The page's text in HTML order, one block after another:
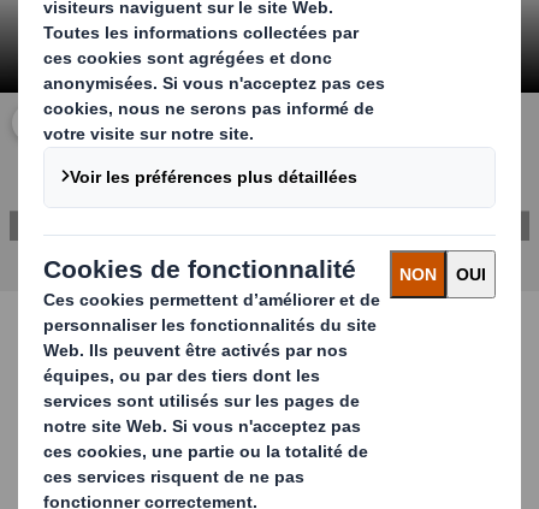
Cliquez pour agrandir la vidéo
Laissez-vous inspirer !